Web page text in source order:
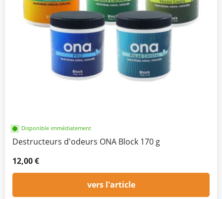
Disponible immédiatement
Destructeurs d'odeurs ONA Block 170 g
12,00 €
vers l'article